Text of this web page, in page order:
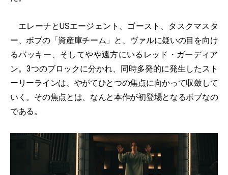
エレーナとUSエージェント、ゴースト、タスクマスタ
ー、ボブの「資産庫チーム」と、ヴァルに疑いの目を向け
るバッキー、そしてやや遠方にいるレッド・ガーディア
ン。3つのブロックに分かれ、同時多発的に発生したスト
ーリーラインは、やがてひとつの焦点に向かって収斂して
いく。その焦点とは、なんと本作が初登場となるボブなの
である。